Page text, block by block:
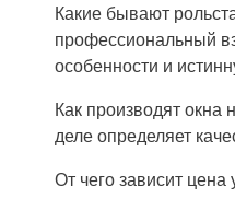
Какие бывают
профессиональный
особенности и
Как производят окна
деле определяет
От чего зависит